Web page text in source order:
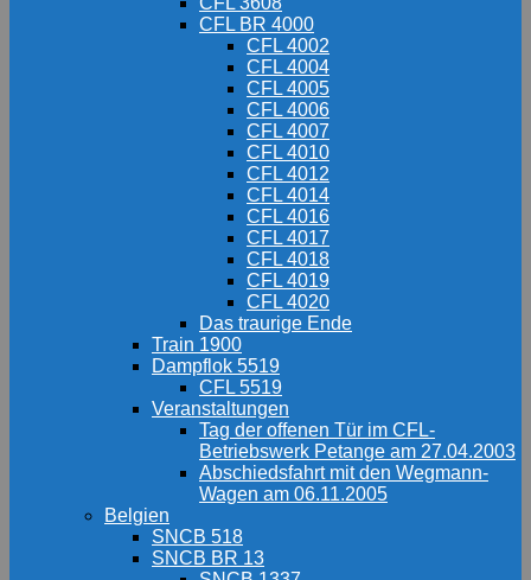
CFL BR 4000
CFL 4002
CFL 4004
CFL 4005
CFL 4006
CFL 4007
CFL 4010
CFL 4012
CFL 4014
CFL 4016
CFL 4017
CFL 4018
CFL 4019
CFL 4020
Das traurige Ende
Train 1900
Dampflok 5519
CFL 5519
Veranstaltungen
Tag der offenen Tür im CFL-
Betriebswerk Petange am 27.04.2003
Abschiedsfahrt mit den Wegmann-
Wagen am 06.11.2005
Belgien
SNCB 518
SNCB BR 13